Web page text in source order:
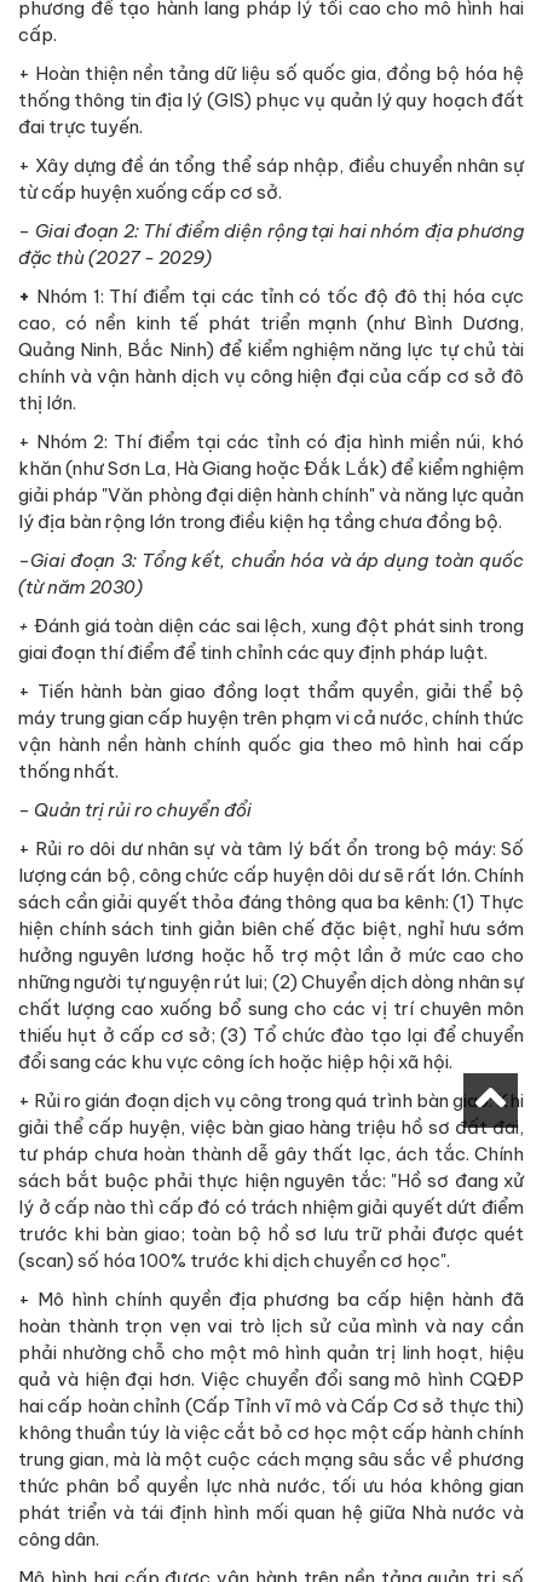
phương để tạo hành lang pháp lý tối cao cho mô hình hai
cấp.
+ Hoàn thiện nền tảng dữ liệu số quốc gia, đồng bộ hóa hệ
thống thông tin địa lý (GIS) phục vụ quản lý quy hoạch đất
đai trực tuyến.
+ Xây dựng đề án tổng thể sáp nhập, điều chuyển nhân sự
từ cấp huyện xuống cấp cơ sở.
- Giai đoạn 2: Thí điểm diện rộng tại hai nhóm địa phương
đặc thù (2027 - 2029)
+ Nhóm 1: Thí điểm tại các tỉnh có tốc độ đô thị hóa cực
cao, có nền kinh tế phát triển mạnh (như Bình Dương,
Quảng Ninh, Bắc Ninh) để kiểm nghiệm năng lực tự chủ tài
chính và vận hành dịch vụ công hiện đại của cấp cơ sở đô
thị lớn.
+ Nhóm 2: Thí điểm tại các tỉnh có địa hình miền núi, khó
khăn (như Sơn La, Hà Giang hoặc Đắk Lắk) để kiểm nghiệm
giải pháp "Văn phòng đại diện hành chính" và năng lực quản
lý địa bàn rộng lớn trong điều kiện hạ tầng chưa đồng bộ.
-Giai đoạn 3: Tổng kết, chuẩn hóa và áp dụng toàn quốc
(từ năm 2030)
+ Đánh giá toàn diện các sai lệch, xung đột phát sinh trong
giai đoạn thí điểm để tinh chỉnh các quy định pháp luật.
+ Tiến hành bàn giao đồng loạt thẩm quyền, giải thể bộ
máy trung gian cấp huyện trên phạm vi cả nước, chính thức
vận hành nền hành chính quốc gia theo mô hình hai cấp
thống nhất.
- Quản trị rủi ro chuyển đổi
+ Rủi ro dôi dư nhân sự và tâm lý bất ổn trong bộ máy: Số
lượng cán bộ, công chức cấp huyện dôi dư sẽ rất lớn. Chính
sách cần giải quyết thỏa đáng thông qua ba kênh: (1) Thực
hiện chính sách tinh giản biên chế đặc biệt, nghỉ hưu sớm
hưởng nguyên lương hoặc hỗ trợ một lần ở mức cao cho
những người tự nguyện rút lui; (2) Chuyển dịch dòng nhân sự
chất lượng cao xuống bổ sung cho các vị trí chuyên môn
thiếu hụt ở cấp cơ sở; (3) Tổ chức đào tạo lại để chuyển
đổi sang các khu vực công ích hoặc hiệp hội xã hội.
+ Rủi ro gián đoạn dịch vụ công trong quá trình bàn giao: Khi
giải thể cấp huyện, việc bàn giao hàng triệu hồ sơ đất đai,
tư pháp chưa hoàn thành dễ gây thất lạc, ách tắc. Chính
sách bắt buộc phải thực hiện nguyên tắc: "Hồ sơ đang xử
lý ở cấp nào thì cấp đó có trách nhiệm giải quyết dứt điểm
trước khi bàn giao; toàn bộ hồ sơ lưu trữ phải được quét
(scan) số hóa 100% trước khi dịch chuyển cơ học".
+ Mô hình chính quyền địa phương ba cấp hiện hành đã
hoàn thành trọn vẹn vai trò lịch sử của mình và nay cần
phải nhường chỗ cho một mô hình quản trị linh hoạt, hiệu
quả và hiện đại hơn. Việc chuyển đổi sang mô hình CQĐP
hai cấp hoàn chỉnh (Cấp Tỉnh vĩ mô và Cấp Cơ sở thực thi)
không thuần túy là việc cắt bỏ cơ học một cấp hành chính
trung gian, mà là một cuộc cách mạng sâu sắc về phương
thức phân bổ quyền lực nhà nước, tối ưu hóa không gian
phát triển và tái định hình mối quan hệ giữa Nhà nước và
công dân.